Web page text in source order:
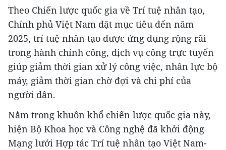
Theo Chiến lược quốc gia về Trí tuệ nhân tạo,
Chính phủ Việt Nam đặt mục tiêu đến năm
2025, trí tuệ nhân tạo được ứng dụng rộng rãi
trong hành chính công, dịch vụ công trực tuyến
giúp giảm thời gian xử lý công việc, nhân lực bộ
máy, giảm thời gian chờ đợi và chi phí của
người dân.
Nằm trong khuôn khổ chiến lược quốc gia này,
hiện Bộ Khoa học và Công nghệ đã khởi động
Mạng lưới Hợp tác Trí tuệ nhân tạo Việt Nam-